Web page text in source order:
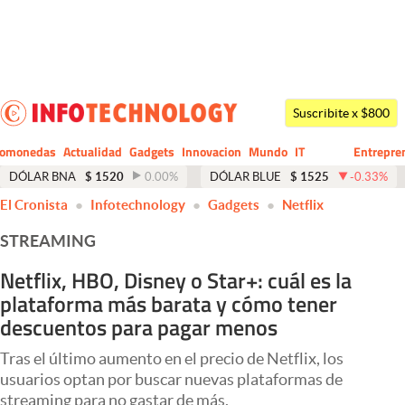
Dólar
Economía y Política
Finanzas y Mercados
Mercados Online
Negocios
Columnistas
Apertura
Suscribite x $800
Actualidad Gadgets Innovacion Mundo
CIO
IT
Business
DÓLAR BNA $ 1520 0.00% DÓLAR BLUE $ 1525 -0.33%
El Cronista Infotechnology Gadgets Netflix
STREAMING
Netflix, HBO, Disney o Star+: cuál es la
plataforma más barata y cómo tener
descuentos para pagar menos
Tras el último aumento en el precio de Netflix, los
usuarios optan por buscar nuevas plataformas de
streaming para no gastar de más.